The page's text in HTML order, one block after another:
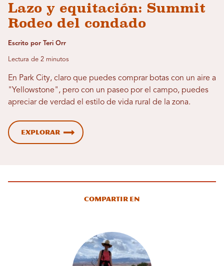
Lazo y equitación: Summit
Rodeo del condado
Escrito por Teri Orr
Lectura de 2 minutos
En Park City, claro que puedes comprar botas con un aire a
"Yellowstone", pero con un paseo por el campo, puedes
apreciar de verdad el estilo de vida rural de la zona.
Explorar
Compartir en